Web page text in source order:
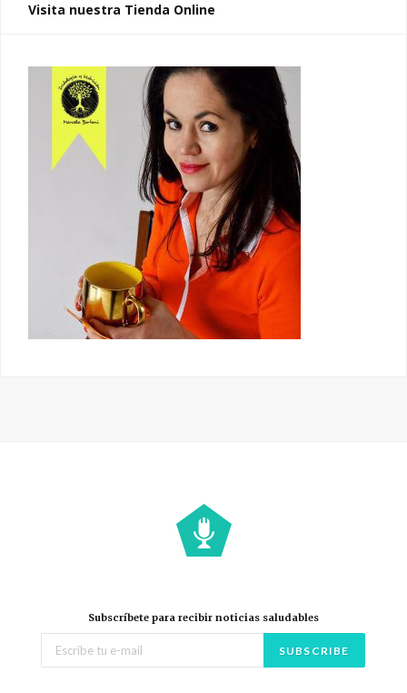
Visita nuestra Tienda Online
Subscríbete para recibir noticias saludables